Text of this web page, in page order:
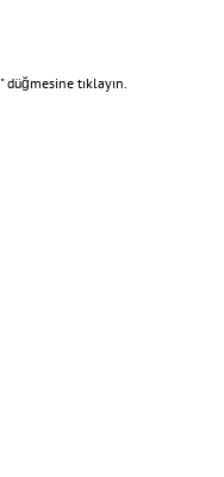
" düğmesine tıklayın.